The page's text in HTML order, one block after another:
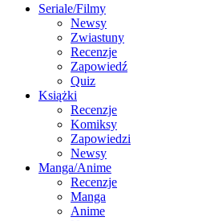
Seriale/Filmy
Newsy
Zwiastuny
Recenzje
Zapowiedź
Quiz
Książki
Recenzje
Komiksy
Zapowiedzi
Newsy
Manga/Anime
Recenzje
Manga
Anime